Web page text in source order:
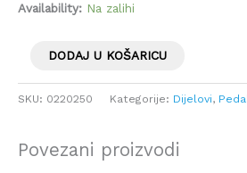
Availability: Na zalihi
DODAJ U KOŠARICU
SKU: 0220250 Kategorije: Dijelovi,
Povezani proizvodi